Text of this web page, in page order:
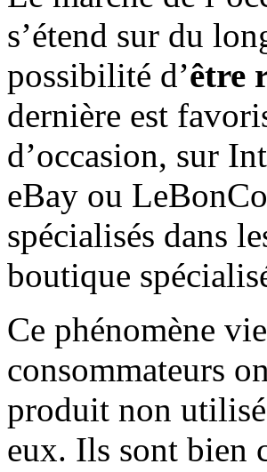
s’étend sur du
possibilité d’être
dernière est
d’occasion, sur
eBay ou
spécialisés dans
boutique
Ce phénomène
consommateurs
produit non
eux. Ils sont bien